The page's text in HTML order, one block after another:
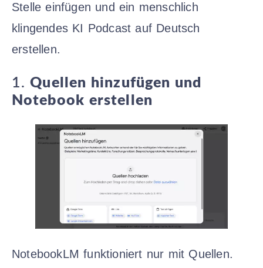
Stelle einfügen und ein menschlich
klingendes KI Podcast auf Deutsch
erstellen.
1.Quellen hinzufügen und
Notebook erstellen
NotebookLM funktioniert nur mit Quellen.